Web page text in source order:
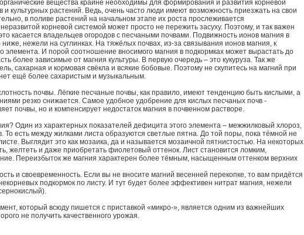
вещества крайне необходимы для формирования и развития корневой
и культурных растений. Ведь, очень часто люди имеют возможность приезжать на свои
в поливе растений на начальном этапе их роста прослеживается
корневой системой может просто не пережить засуху. Поэтому, и так важен
касается владельцев огородов с песчаными почвами. Подвижность ионов магния в
нежели на суглинках. На тяжёлых почвах, из-за связывания ионов магния, к
И порой соотношение вносимого магния в подкормках может вырастать до
более зависимые от магния культуры. В первую очередь – это кукуруза. Так же
сахарная и кормовая свёкла и всякие бобовые. Поэтому не скупитесь на магний при
ещё более сахаристым и музыкальным.
почвы. Лёгкие песчаные почвы, как правило, имеют тенденцию быть кислыми, а
резко снижается. Самое удобное удобрение для кислых песчаных почв -
почвы, но и компенсирует недостаток магния в почвенном растворе.
Один из характерных показателей дефицита этого элемента – межжилковый хлороз,
есть между жилками листа образуются светлые пятна. До той поры, пока тёмной не
Выглядит это как мозаика, да и называется мозаичной пятнистостью. На некоторых
желтеть и даже приобретать фиолетовый оттенок. Лист становится ломким,
Переизбыток же магния характерен более тёмным, насыщенным оттенком верхних
и своевременность. Если вы не вносите магний весенней перекопке, то вам придётся
подкормок по листу. И тут будет более эффективен нитрат магния, нежели
который всюду пишется с приставкой «микро-», является одним из важнейших
не получить качественного урожая.